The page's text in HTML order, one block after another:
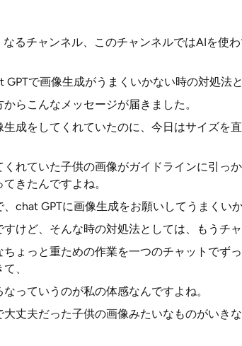
るチャンネル、このチャンネルではAIを使
で画像生成がうまくいかない時の対処法
らこんなメッセージが届きました。
成をしてくれていたのに、今日はサイズを
れていた子供の画像がガイドラインに引っ
きたんですよね。
chat GPTに画像生成をお願いしてうまくい
けど、そんな時の対処法としては、もうチ
ちょっと重ための作業を一つのチャットでず
、
っていうのが私の体感なんですよね。
丈夫だった子供の画像みたいなものがいき